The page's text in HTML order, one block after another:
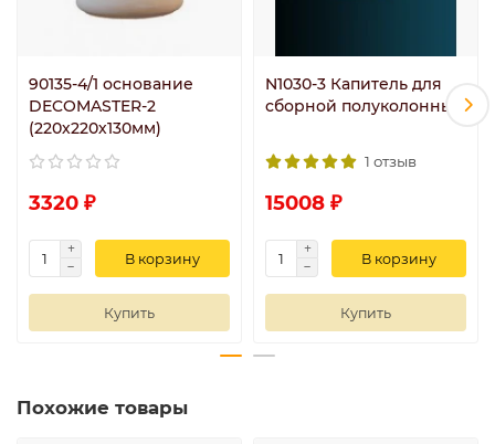
90135-4/1 основание
DECOMASTER-2
(220х220х130мм)
3320 ₽
В корзину
Купить
N1030-3 Капитель для
сборной полуколонны
1 отзыв
15008 ₽
В корзину
Купить
Похожие товары